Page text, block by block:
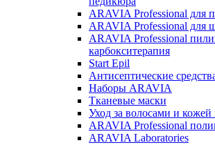
ARAVIA Professional для
ARAVIA Professional для
ARAVIA Professional
карбокситерапия
Start Epil
Антисептические
Наборы ARAVIA
Тканевые маски
Уход за волосами и
ARAVIA Professional
ARAVIA Laboratories